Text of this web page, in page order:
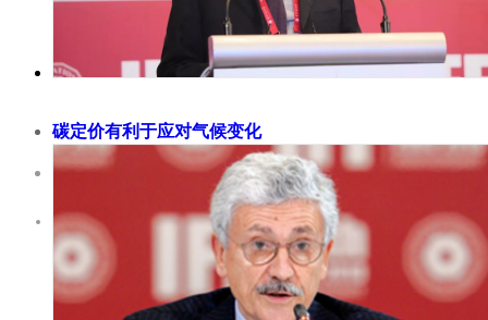
往体现于必须在需求和供给两条...
碳定价有利于应对气候变化
2018-11-30
国际金融论坛（IFF）副主席、欧洲50国集团主席、法国前财政
德蒙·阿尔方戴利（Edmond Alphandéry）认为，应通过碳定价打
碳排放交易体系，较高且具有可预测性的定价有利于应对气候变
战。 2018年10月中国官方发布的一份详实的公开文件，描绘了“